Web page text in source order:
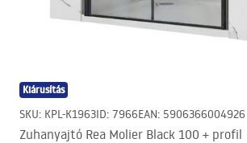
Kiárusítás
SKU: KPL-K1963ID: 7966EAN: 5906366004926
Zuhanyajtó Rea Molier Black 100 + profil